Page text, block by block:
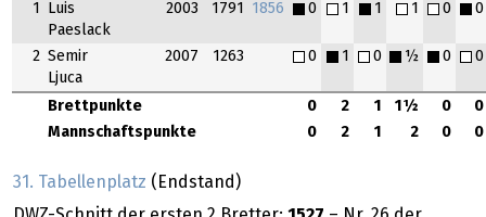
Brettpunkte 0 2 1 1½ 0
0
Mannschaftspunkte
0 2 1 2 0 0
1
Luis
Paeslack
2003 1791 1856 0 1 1 1 0 0
2 Semir
Ljuca
2007 1263 0 1 0 ½ 0 0
31. Tabellenplatz (Endstand)